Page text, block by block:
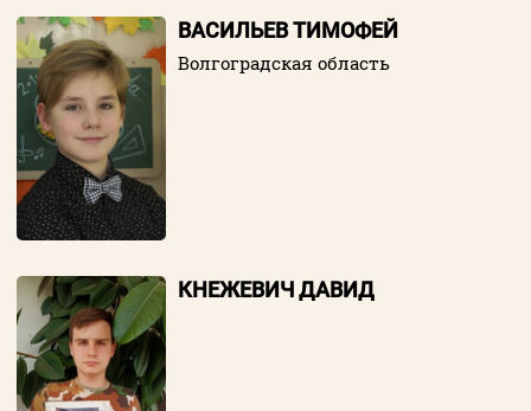
ВАСИЛЬЕВ ТИМОФЕЙ
Волгоградская область
КНЕЖЕВИЧ ДАВИД